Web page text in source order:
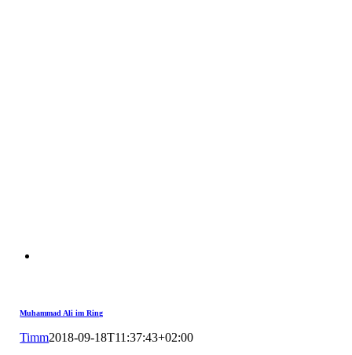
Muhammad Ali im Ring
Timm2018-09-18T11:37:43+02:00